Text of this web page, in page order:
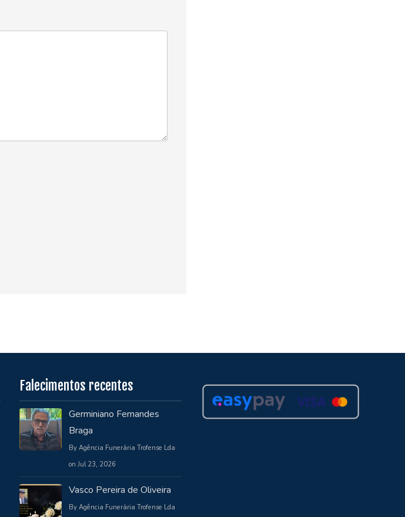
Falecimentos recentes
Germiniano Fernandes
Braga
By Agência Funerária Trofense Lda
on Jul 23, 2026
Vasco Pereira de Oliveira
By Agência Funerária Trofense Lda